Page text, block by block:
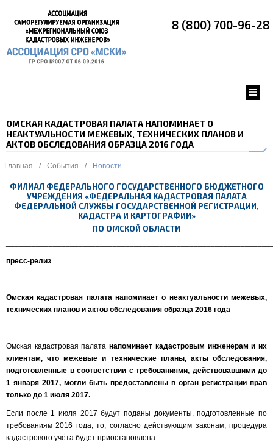
8 (800) 700-96-28
ОМСКАЯ КАДАСТРОВАЯ ПАЛАТА НАПОМИНАЕТ О
НЕАКТУАЛЬНОСТИ МЕЖЕВЫХ, ТЕХНИЧЕСКИХ ПЛАНОВ И
АКТОВ ОБСЛЕДОВАНИЯ ОБРАЗЦА 2016 ГОДА
Главная / События / Новости
ФИЛИАЛ ФЕДЕРАЛЬНОГО ГОСУДАРСТВЕННОГО БЮДЖЕТНОГО
УЧРЕЖДЕНИЯ «ФЕДЕРАЛЬНАЯ КАДАСТРОВАЯ ПАЛАТА
ФЕДЕРАЛЬНОЙ СЛУЖБЫ ГОСУДАРСТВЕННОЙ РЕГИСТРАЦИИ,
КАДАСТРА И КАРТОГРАФИИ»
ПО ОМСКОЙ ОБЛАСТИ
пресс-релиз
Омская кадастровая палата напоминает о неактуальности межевых,
технических планов и актов обследования образца 2016 года
Омская кадастровая палатанапоминает кадастровым инженерам и их
клиентам, что межевые и технические планы, акты обследования,
подготовленные в соответствии с требованиями, действовавшими до
1 января 2017, могли быть предоставлены в орган регистрации прав
только до 1 июля 2017.
Если после 1 июля 2017 будут поданы документы, подготовленные по
требованиям 2016 года, то, согласно действующим законам, процедура
кадастрового учёта будет приостановлена.